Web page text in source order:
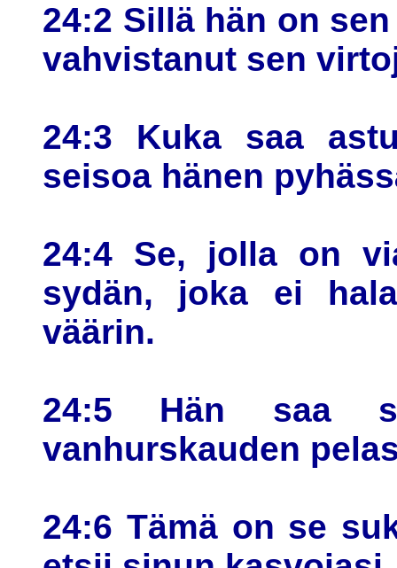
24:2 Sillä hän on
vahvistanut sen
24:3 Kuka saa
seisoa hänen
24:4 Se, jolla on
sydän, joka ei
väärin.
24:5 Hän saa
vanhurskauden
24:6 Tämä on se